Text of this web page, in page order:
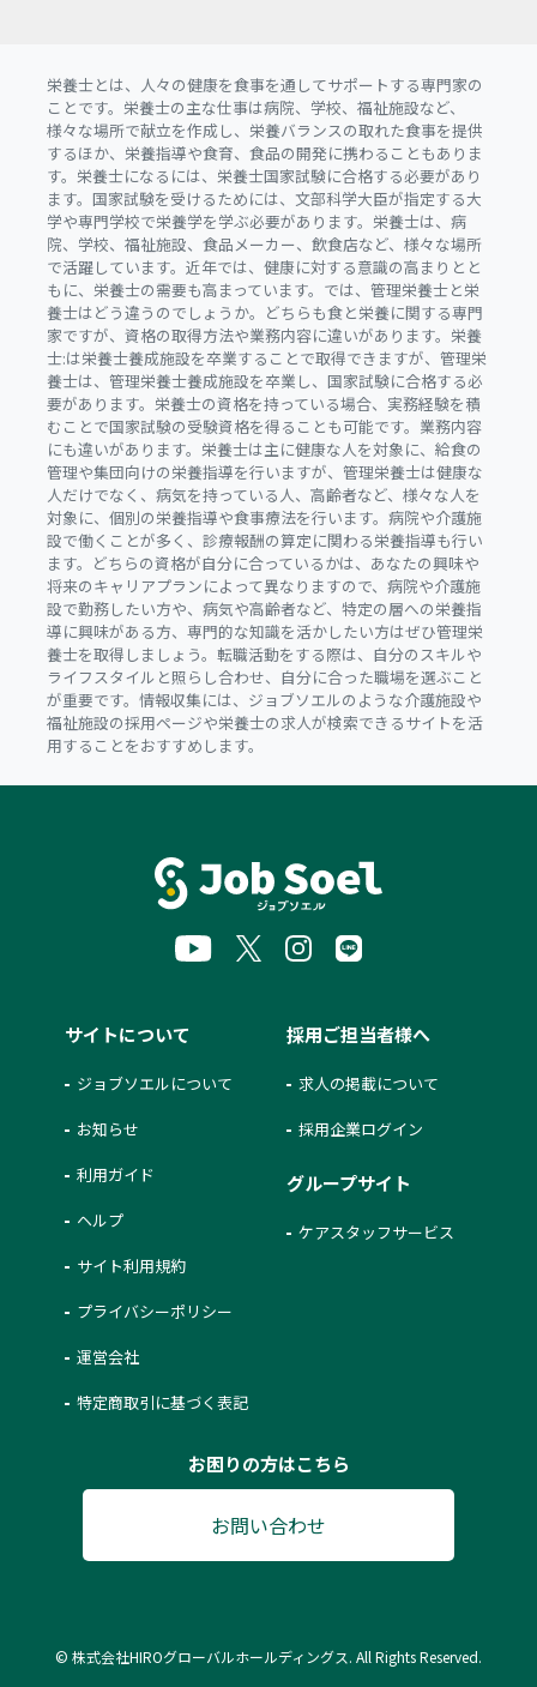
栄養士とは、人々の健康を食事を通してサポートする専門家の
ことです。栄養士の主な仕事は病院、学校、福祉施設など、
様々な場所で献立を作成し、栄養バランスの取れた食事を提供
するほか、栄養指導や食育、食品の開発に携わることもありま
す。栄養士になるには、栄養士国家試験に合格する必要があり
ます。国家試験を受けるためには、文部科学大臣が指定する大
学や専門学校で栄養学を学ぶ必要があります。栄養士は、病
院、学校、福祉施設、食品メーカー、飲食店など、様々な場所
で活躍しています。近年では、健康に対する意識の高まりとと
もに、栄養士の需要も高まっています。では、管理栄養士と栄
養士はどう違うのでしょうか。どちらも食と栄養に関する専門
家ですが、資格の取得方法や業務内容に違いがあります。栄養
士:は栄養士養成施設を卒業することで取得できますが、管理栄
養士は、管理栄養士養成施設を卒業し、国家試験に合格する必
要があります。栄養士の資格を持っている場合、実務経験を積
むことで国家試験の受験資格を得ることも可能です。業務内容
にも違いがあります。栄養士は主に健康な人を対象に、給食の
管理や集団向けの栄養指導を行いますが、管理栄養士は健康な
人だけでなく、病気を持っている人、高齢者など、様々な人を
対象に、個別の栄養指導や食事療法を行います。病院や介護施
設で働くことが多く、診療報酬の算定に関わる栄養指導も行い
ます。どちらの資格が自分に合っているかは、あなたの興味や
将来のキャリアプランによって異なりますので、病院や介護施
設で勤務したい方や、病気や高齢者など、特定の層への栄養指
導に興味がある方、専門的な知識を活かしたい方はぜひ管理栄
養士を取得しましょう。転職活動をする際は、自分のスキルや
ライフスタイルと照らし合わせ、自分に合った職場を選ぶこと
が重要です。情報収集には、ジョブソエルのような介護施設や
福祉施設の採用ページや栄養士の求人が検索できるサイトを活
用することをおすすめします。
サイトについて
ジョブソエルについて
お知らせ
利用ガイド
ヘルプ
サイト利用規約
プライバシーポリシー
運営会社
特定商取引に基づく表記
採用ご担当者様へ
求人の掲載について
採用企業ログイン
グループサイト
ケアスタッフサービス
お困りの方はこちら
お問い合わせ
© 株式会社HIROグローバルホールディングス. All Rights Reserved.